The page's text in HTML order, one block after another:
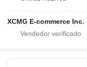
XCMG E-commerce Inc.